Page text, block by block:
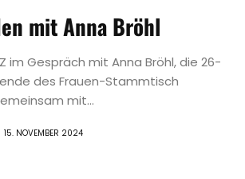
mit Anna Bröhl
im Gespräch mit Anna Bröhl, die 26-
des Frauen-Stammtisch
mit...
15. NOVEMBER 2024